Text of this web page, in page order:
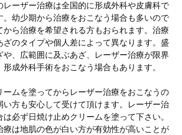
レーザー治療は全国的に形成外科や皮膚科で
。幼少期から治療をおこなう場合も多いので
から治療を希望される方もおられます。治療
ざのタイプや個人差によって異なります。盛
や、広範囲に及ぶあざ、レーザー治療が限界
成外科手術をおこなう場合もあります。
ームを塗ってからレーザー治療をおこなうの
い方も安心して受けて頂けます。レーザー治
必ず日焼け止めクリームを塗って下さい。
療は地肌の色が白い方が有効性が高いことが